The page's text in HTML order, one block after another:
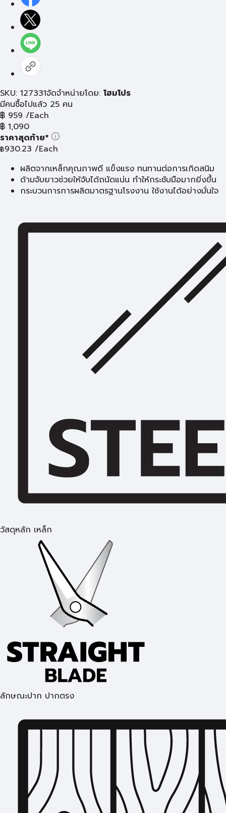
SKU: 127331จัดจำหน่ายโดย: โฮมโปร
มีคนซื้อไปแล้ว 25 คน
฿ 959 /Each
฿ 1,090
ราคาสุดท้าย*
฿930.23 /Each
ผลิตจากเหล็กคุณภาพดี แข็งแรง ทนทานต่อการเกิดสนิม
ด้ามจับยาวช่วยให้จับได้ถนัดแน่น ทำให้กระชับมือมากยิ่งขึ้น
กระบวนการการผลิตมาตรฐานโรงงาน ใช้งานได้อย่างมั่นใจ
วัสดุหลัก เหล็ก
ลักษณะปาก ปากตรง